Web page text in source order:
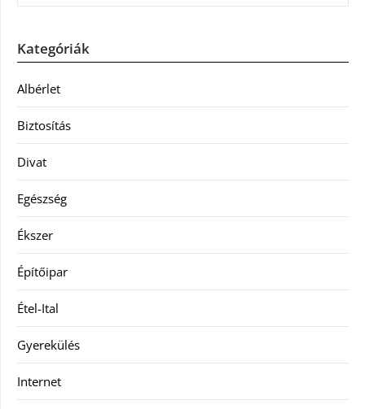
Kategóriák
Albérlet
Biztosítás
Divat
Egészség
Ékszer
Építőipar
Étel-Ital
Gyerekülés
Internet